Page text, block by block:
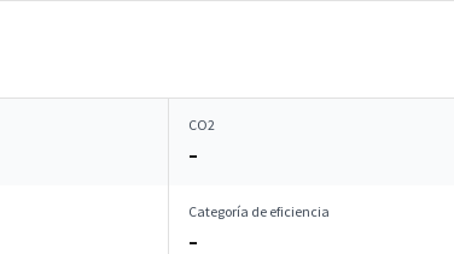
CO2
–
Categoría de eficiencia
–